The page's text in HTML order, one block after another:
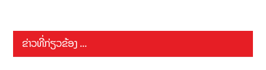
ຂ່າວທີ່ກ່ຽວຂ້ອງ ...